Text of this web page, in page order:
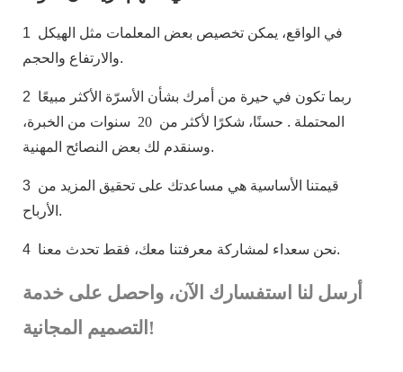
1
والارتفاع والحجم.
2
المحتملة . حسنًا، شكرًا لأكثر من
سنوات من الخبرة،
وسنقدم لك بعض النصائح المهنية.
3
الأرباح.
4 نحن سعداء لمشاركة معرفتنا معك، فقط تحدث معنا.
أرسل لنا استفسارك الآن، واحصل على خدمة
التصميم المجانية!